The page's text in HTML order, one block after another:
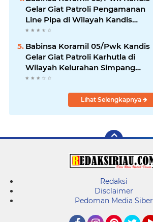
Gelar Giat Patroli Pengamanan
Line Pipa di Wilayah Kandis
Kandis
Babinsa Koramil 05/Pwk Kandis
Gelar Giat Patroli Karhutla di
Wilayah Kelurahan Simpang
Belutu
Lihat Selengkapnya
Redaksi
Disclaimer
Pedoman Media Siber